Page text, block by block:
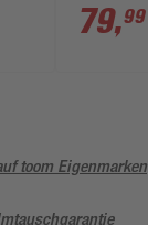
79,99
toom Eigenmarken